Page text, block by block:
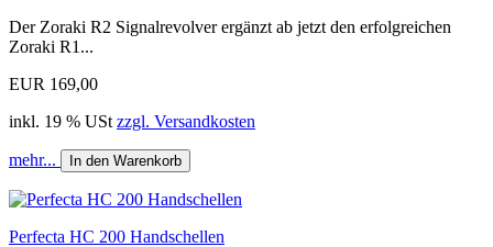
Der Zoraki R2 Signalrevolver ergänzt ab jetzt den erfolgreichen
Zoraki R1...
EUR 169,00
inkl. 19 % USt zzgl. Versandkosten
mehr... In den Warenkorb
Perfecta HC 200 Handschellen